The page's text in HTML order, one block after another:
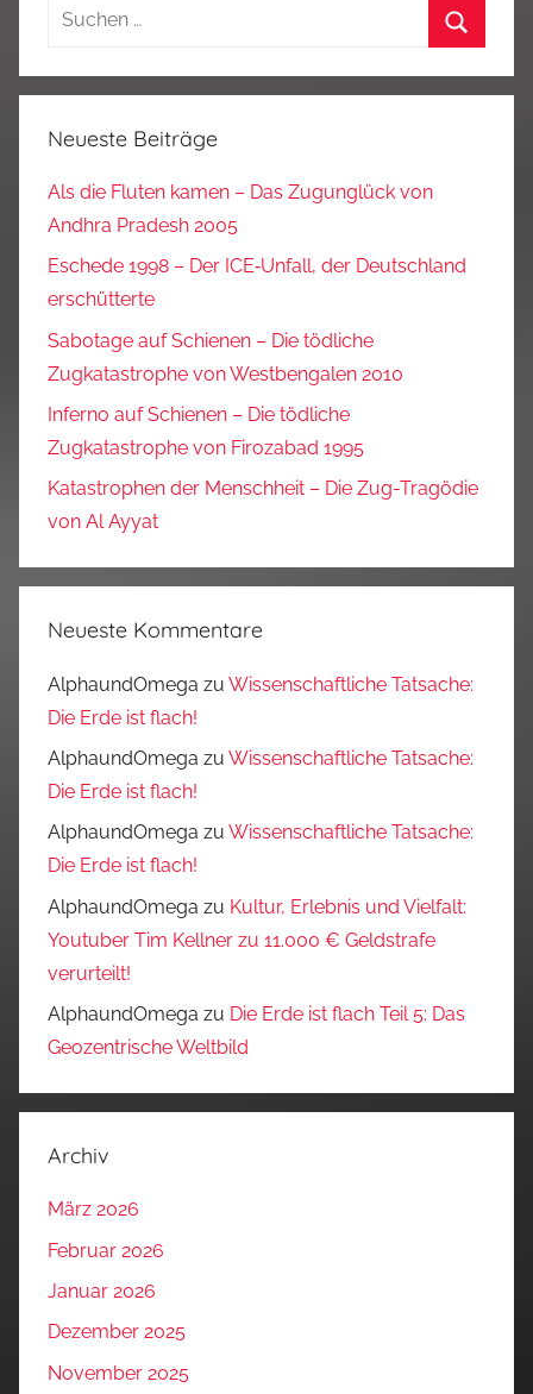
Suchen
Neueste Beiträge
Als die Fluten kamen – Das Zugunglück von
Andhra Pradesh 2005
Eschede 1998 – Der ICE‑Unfall, der Deutschland
erschütterte
Sabotage auf Schienen – Die tödliche
Zugkatastrophe von Westbengalen 2010
Inferno auf Schienen – Die tödliche
Zugkatastrophe von Firozabad 1995
Katastrophen der Menschheit – Die Zug-Tragödie
von Al Ayyat
Neueste Kommentare
AlphaundOmega zu Wissenschaftliche Tatsache:
Die Erde ist flach!
AlphaundOmega zu Wissenschaftliche Tatsache:
Die Erde ist flach!
AlphaundOmega zu Wissenschaftliche Tatsache:
Die Erde ist flach!
AlphaundOmega zu Kultur, Erlebnis und Vielfalt:
Youtuber Tim Kellner zu 11.000 € Geldstrafe
verurteilt!
AlphaundOmega zu Die Erde ist flach Teil 5: Das
Geozentrische Weltbild
Archiv
März 2026
Februar 2026
Januar 2026
Dezember 2025
November 2025